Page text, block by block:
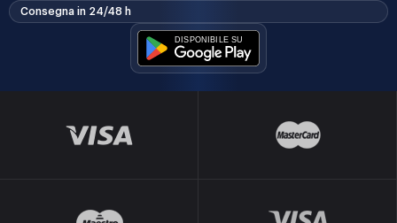
Consegna in 24/48 h